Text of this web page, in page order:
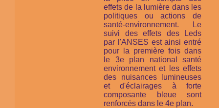
effets de la lumière dans les
politiques ou actions de
santé-environnement. Le
suivi des effets des Leds
par l'ANSES est ainsi entré
pour la première fois dans
le 3e plan national santé
environnement et les effets
des nuisances lumineuses
et d'éclairages à forte
composante bleue sont
renforcés dans le 4e plan.